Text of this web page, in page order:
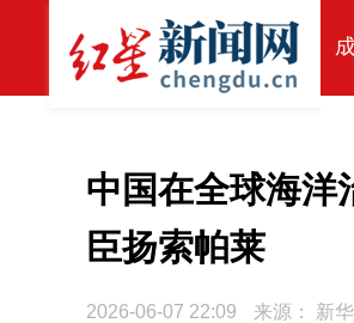
中国在全球海
臣扬索帕莱
2026-06-07 22:09 来源： 新